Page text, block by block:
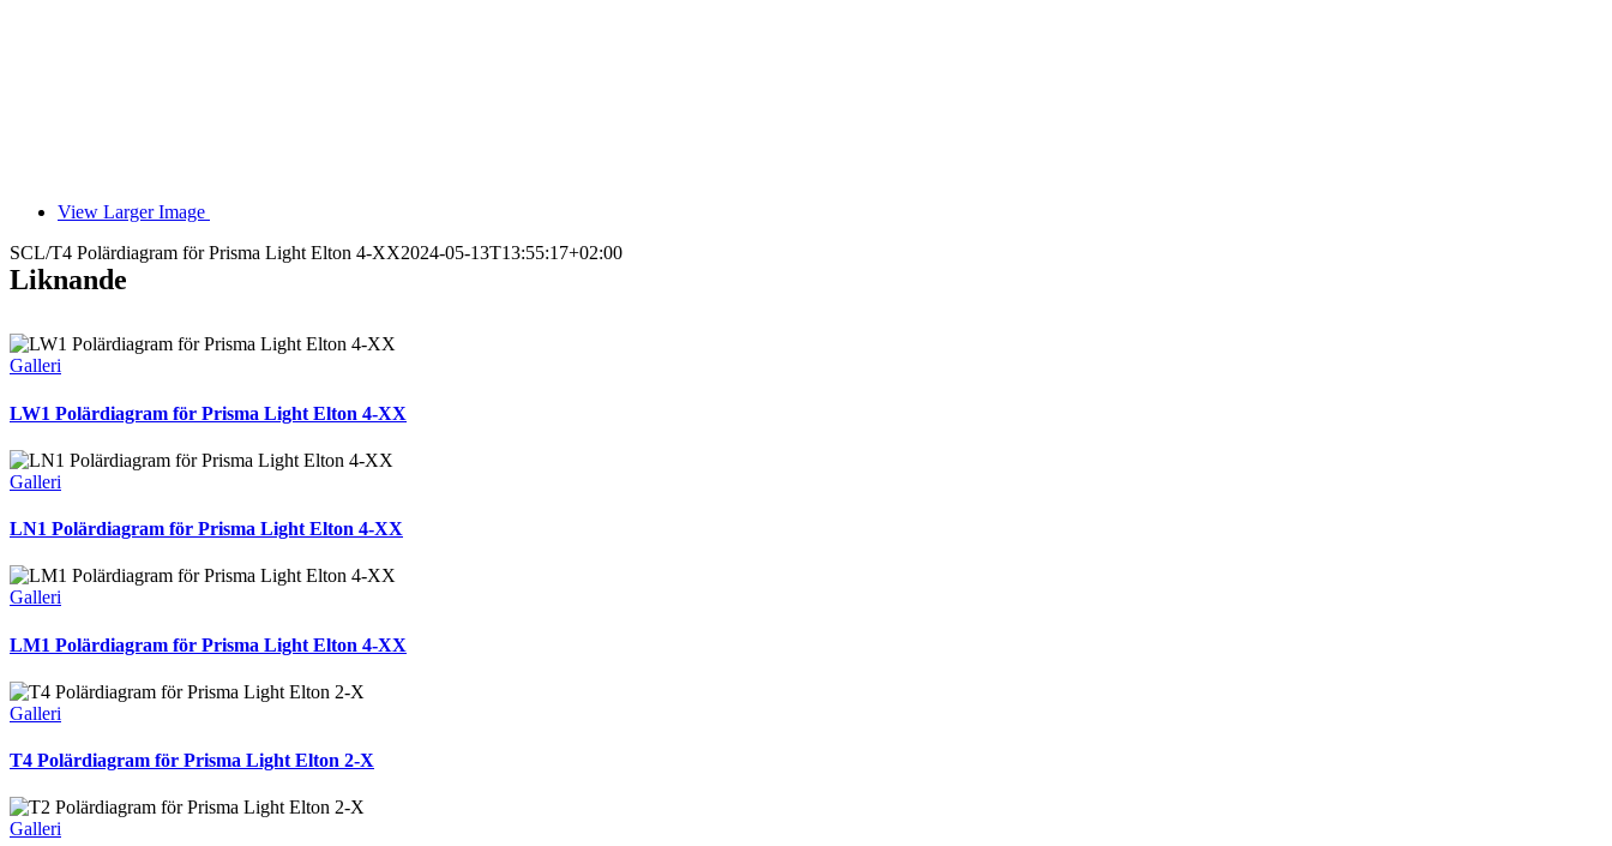
View Larger Image
SCL/T4 Polärdiagram för Prisma Light Elton 4-XX2024-05-13T13:55:17+02:00
Liknande
Galleri
LW1 Polärdiagram för Prisma Light Elton 4-XX
Galleri
LN1 Polärdiagram för Prisma Light Elton 4-XX
Galleri
LM1 Polärdiagram för Prisma Light Elton 4-XX
Galleri
T4 Polärdiagram för Prisma Light Elton 2-X
Galleri